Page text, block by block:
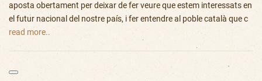
aposta obertament per deixar de fer veure que estem interessats en
el futur nacional del nostre país, i fer entendre al poble català que c
read more..